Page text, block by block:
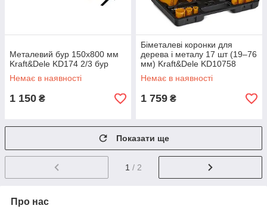
Металевий бур 150х800 мм
Kraft&Dele KD174 2/3 бур
Немає в наявності
1 150 ₴
Біметалеві коронки для
дерева і металу 17 шт (19–76
мм) Kraft&Dele KD10758
Немає в наявності
1 759 ₴
Показати ще
1 / 2
Про нас